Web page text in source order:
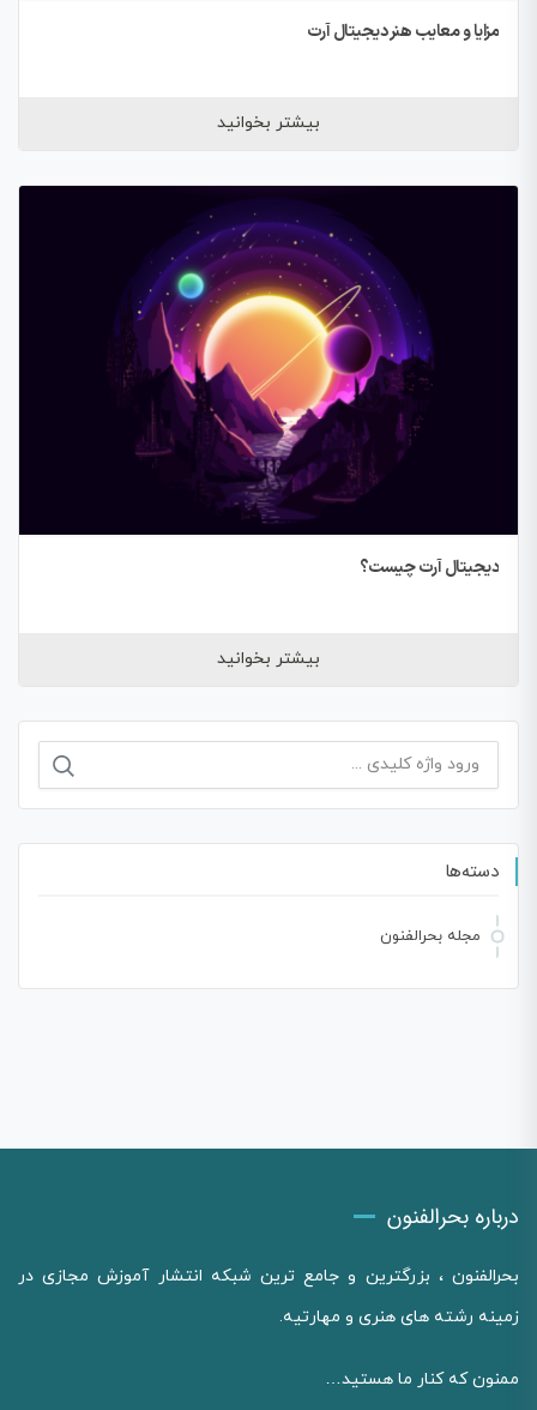
مزایا و معایب هنر دیجیتال آرت
بیشتر بخوانید
دیجیتال آرت چیست؟
بیشتر بخوانید
جستجو
دسته‌ها
مجله بحرالفنون
درباره بحرالفنون
بحرالفنون ، بزرگترین و جامع ترین شبکه انتشار آموزش مجازی در
زمینه رشته های هنری و مهارتیه.
ممنون که کنار ما هستید…